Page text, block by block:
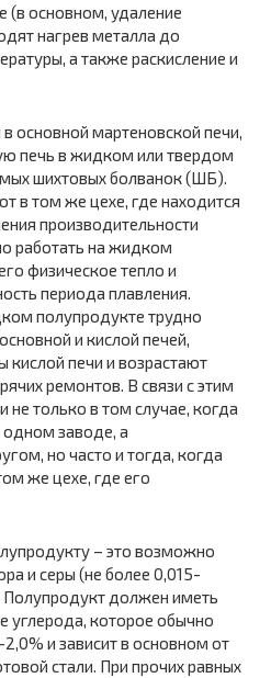
(в основном, удаление
нагрев металла до
а также раскисление и
основной мартеновской печи,
печь в жидком или твердом
шихтовых болванок (ШБ).
в том же цехе, где находится
производительности
работать на жидком
физическое тепло и
периода плавления.
полупродукте трудно
и кислой печей,
кислой печи и возрастают
ремонтов. В связи с этим
только в том случае, когда
заводе, а
но часто и тогда, когда
же цехе, где его
– это возможно
и серы (не более 0,015-
должен иметь
углерода, которое обычно
и зависит в основном от
стали. При прочих равных